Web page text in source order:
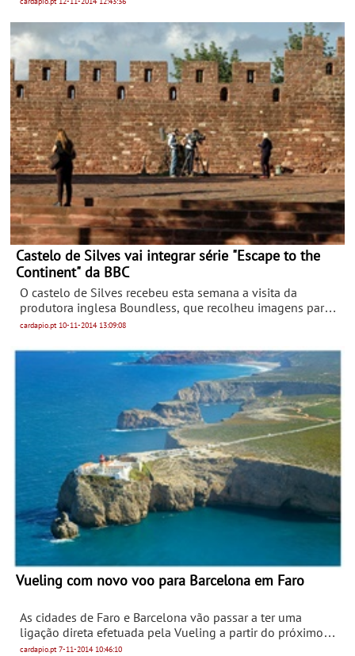
Castelo de Silves vai integrar série "Escape to the
Continent" da BBC
O castelo de Silves recebeu esta semana a visita da
produtora inglesa Boundless, que recolheu imagens para a
série “Escape to the Continent”, da BBC. O programa será
cardapio.pt 10-11-201413:09:08
Vueling com novo voo para Barcelona em Faro
As cidades de Faro e Barcelona vão passar a ter uma
ligação direta efetuada pela Vueling a partir do próximo
verão, anunciou a companhia aérea espanhola.
cardapio.pt7-11-201410:46:10